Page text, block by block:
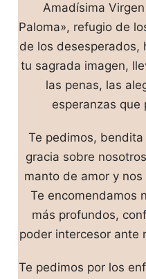
Amadísima
Paloma», refugio de
de los desesperados,
tu sagrada imagen,
las penas, las
esperanzas que
Te pedimos,
gracia sobre
manto de amor y
Te encomendamos
más profundos,
poder intercesor ante
Te pedimos por los